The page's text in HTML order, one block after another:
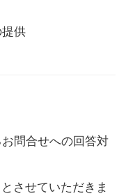
供
問合せへの回答対
させていただきま